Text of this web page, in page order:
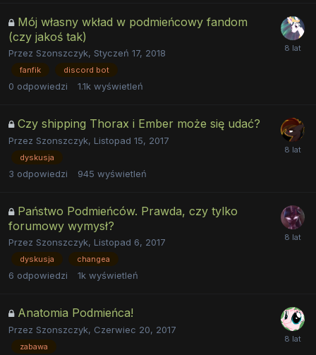
Mój własny wkład w podmieńcowy fandom
(czy jakoś tak)
Przez Szonszczyk, Styczeń 17, 2018
fanfik discord bot
0 odpowiedzi 1.1k wyświetleń
Czy shipping Thorax i Ember może się udać?
Przez Szonszczyk, Listopad 15, 2017
dyskusja
3 odpowiedzi 945 wyświetleń
Państwo Podmieńców. Prawda, czy tylko
forumowy wymysł?
Przez Szonszczyk, Listopad 6, 2017
dyskusja changea
6 odpowiedzi 1k wyświetleń
Anatomia Podmieńca!
Przez Szonszczyk, Czerwiec 20, 2017
zabawa